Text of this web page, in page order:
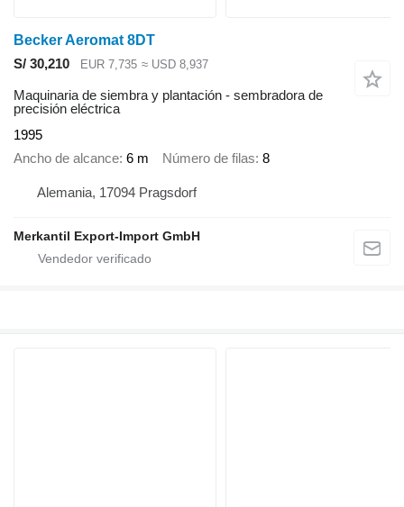
Becker Aeromat 8DT
S/ 30,210
EUR 7,735 ≈ USD 8,937
Maquinaria de siembra y plantación - sembradora de
precisión eléctrica
1995
Ancho de alcance 6 m Número de filas 8
Alemania, 17094 Pragsdorf
Merkantil Export-Import GmbH